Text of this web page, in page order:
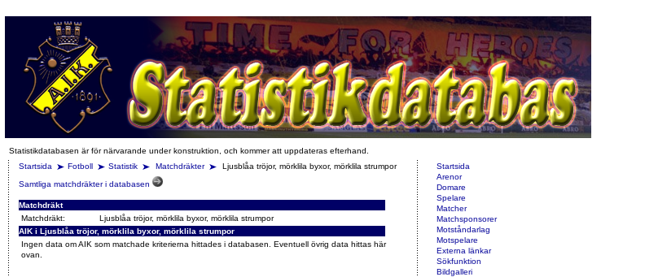
Statistikdatabasen är för närvarande under konstruktion, och kommer att uppdateras efterhand.
Startsida
Fotboll Statistik Matchdräkter
Ljusblåa tröjor, mörklila byxor, mörklila strumpor
Samtliga matchdräkter i databasen
Matchdräkt
Matchdräkt:
Ljusblåa tröjor, mörklila byxor, mörklila strumpor
AIK i Ljusblåa tröjor, mörklila byxor, mörklila strumpor
Ingen data om AIK som matchade kriterierna hittades i databasen. Eventuell övrig data hittas här
ovan.
Startsida
Arenor
Domare
Spelare
Matcher
Matchsponsorer
Motståndarlag
Motspelare
Externa länkar
Sökfunktion
Bildgalleri